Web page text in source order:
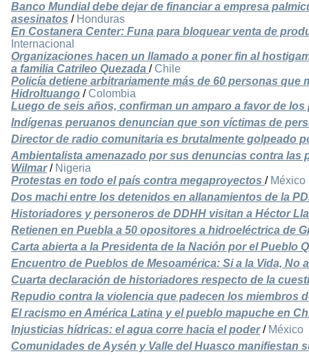
Banco Mundial debe dejar de financiar a empresa
asesinatos / Honduras
En Costanera Center: Funa para bloquear venta de
Internacional
Organizaciones hacen un llamado a poner fin al
a familia Catrileo Quezada / Chile
Policía detiene arbitrariamente más de 60 personas que
HidroItuango / Colombia
Luego de seis años, confirman un amparo a favor de
Indígenas peruanos denuncian que son víctimas de
Director de radio comunitaria es brutalmente golpeado
Ambientalista amenazado por sus denuncias contra las
Wilmar/ Nigeria
Protestas en todo el país contra megaproyectos / México
Dos machi entre los detenidos en allanamientos de la
Historiadores y personeros de DDHH visitan a Héctor
Retienen en Puebla a 50 opositores a hidroeléctrica de
Carta abierta a la Presidenta de la Nación por el Pueblo
Encuentro de Pueblos de Mesoamérica: Si a la Vida, No
Cuarta declaración de historiadores respecto de la
Repudio contra la violencia que padecen los miembros
El racismo en América Latina y el pueblo mapuche en
Injusticias hídricas: el agua corre hacia el poder/ México
Comunidades de Aysén y Valle del Huasco manifiestan